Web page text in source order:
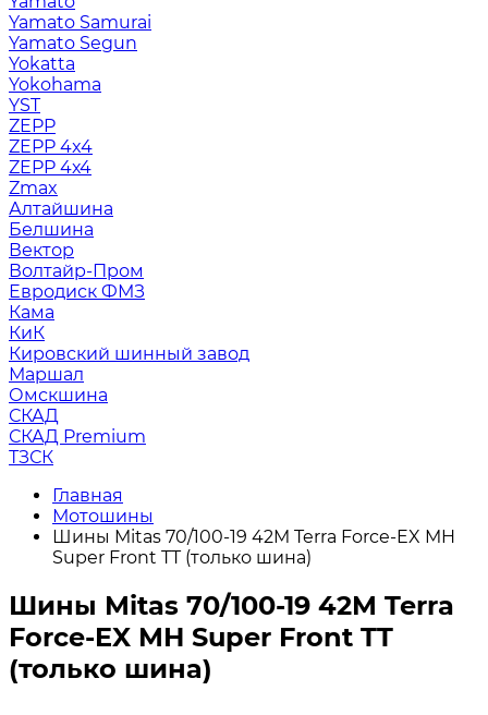
Yamato Samurai
Yamato Segun
Yokatta
Yokohama
YST
ZEPP
ZEPP 4x4
ZEPP 4х4
Zmax
Алтайшина
Белшина
Вектор
Волтайр-Пром
Евродиск ФМЗ
Кама
КиК
Кировский шинный завод
Маршал
Омскшина
СКАД
СКАД Premium
ТЗСК
Главная
Мотошины
Шины Mitas 70/100-19 42M Terra Force-EX MH
Super Front TT (только шина)
Шины Mitas 70/100-19 42M Terra
Force-EX MH Super Front TT
(только шина)